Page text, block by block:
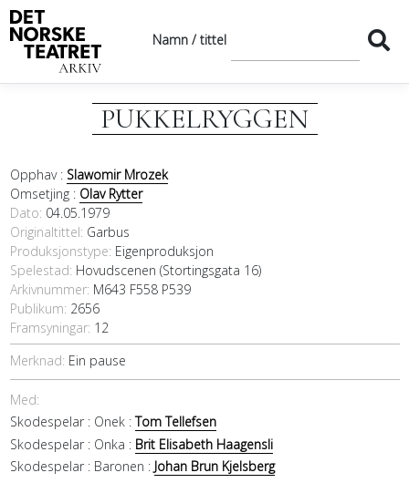
Namn / tittel
PUKKELRYGGEN
Opphav : Slawomir Mrozek
Omsetjing : Olav Rytter
Dato 04.05.1979
Originaltittel Garbus
Produksjonstype: Eigenproduksjon
Spelestad: Hovudscenen (Stortingsgata 16)
Arkivnummer: M643 F558 P539
Publikum: 2656
Framsyningar: 12
Merknad: Ein pause
Med:
Skodespelar : Onek :Tom Tellefsen
Skodespelar : Onka : Brit Elisabeth Haagensli
Skodespelar : Baronen : Johan Brun Kjelsberg